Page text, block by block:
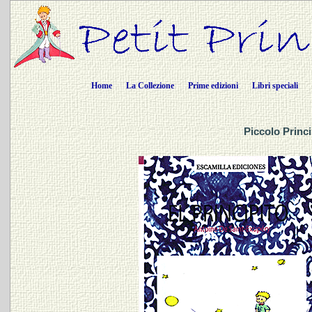
Home La Collezione Prime edizioni Libri speciali
Piccolo